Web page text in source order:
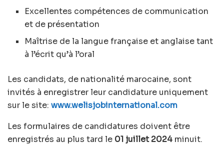
Excellentes compétences de communication
et de présentation
Maîtrise de la langue française et anglaise tant
à l’écrit qu’à l’oral
Les candidats, de nationalité marocaine, sont
invités à enregistrer leur candidature uniquement
sur le site: www.welisjobinternational.com
Les formulaires de candidatures doivent être
enregistrés au plus tard le 01 juillet 2024 minuit.